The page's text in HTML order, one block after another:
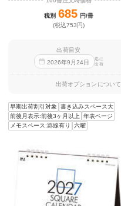
税別 685 円/冊
(税込753円)
出荷目安
2026年9 月24日
迄に
出荷
出荷オプションについて
早期出荷割引対象
書き込みスペース大
前後月表示:前後3ヶ月以上 年表ページ
メモスペース:罫線有り
六曜